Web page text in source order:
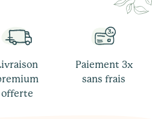
offerte
Paiement 3x
sans frais